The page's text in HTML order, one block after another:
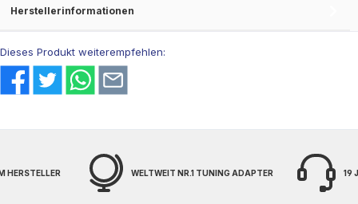
Herstellerinformationen
Dieses Produkt weiterempfehlen:
HERSTELLER WELTWEIT NR.1 TUNING ADAPTER 19